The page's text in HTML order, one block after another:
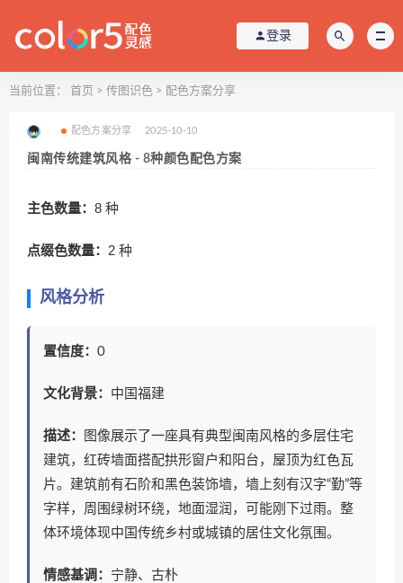
登录
当前位置： 首页 > 传图识色 > 配色方案分享
配色方案分享 2025-10-10
闽南传统建筑风格 - 8种颜色配色方案
主色数量： 8 种
点缀色数量： 2 种
风格分析
置信度： 0
文化背景： 中国福建
描述：
图像展示了一座具有典型闽南风格的多层住宅
建筑，红砖墙面搭配拱形窗户和阳台，屋顶为红色瓦
片。建筑前有石阶和黑色装饰墙，墙上刻有汉字“勤”等
字样，周围绿树环绕，地面湿润，可能刚下过雨。整
体环境体现中国传统乡村或城镇的居住文化氛围。
情感基调： 宁静、古朴